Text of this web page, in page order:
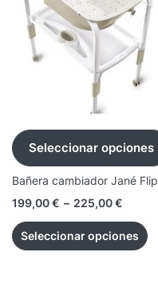
Seleccionar opciones
Bañera cambiador Jané Flip
199,00€ – 225,00€
Seleccionar opciones